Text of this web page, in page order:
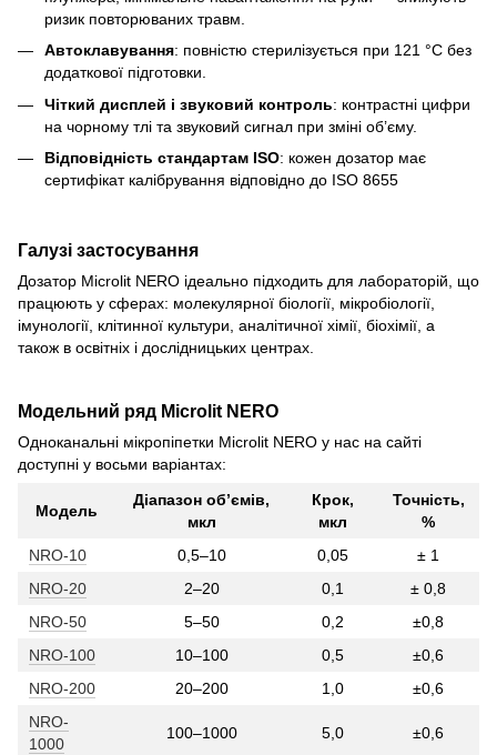
ризик повторюваних травм.
Автоклавування: повністю стерилізується при 121 °C без
додаткової підготовки.
Чіткий дисплей і звуковий контроль: контрастні цифри
на чорному тлі та звуковий сигнал при зміні об’єму.
Відповідність стандартам ISO: кожен дозатор має
сертифікат калібрування відповідно до ISO 8655
Галузі застосування
Дозатор Microlit NERO ідеально підходить для лабораторій, що
працюють у сферах: молекулярної біології, мікробіології,
імунології, клітинної культури, аналітичної хімії, біохімії, а
також в освітніх і дослідницьких центрах.
Модельний ряд Microlit NERO
Одноканальні мікропіпетки Microlit NERO у нас на сайті
доступні у восьми варіантах:
Модель
Діапазон об’ємів,
мкл
Крок,
мкл
Точність,
%
NRO-10
0,5–10 0,05
± 1
NRO-20
2–20 0,1
± 0,8
NRO-50
5–50 0,2
±0,8
NRO-100
10–100 0,5
±0,6
NRO-200
20–200 1,0
±0,6
NRO-
1000
100–1000 5,0 ±0,6